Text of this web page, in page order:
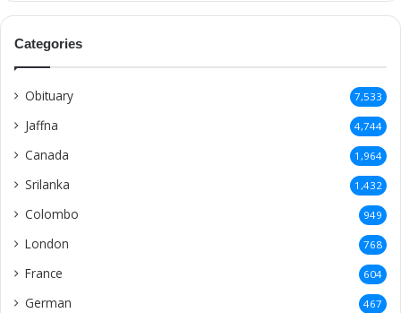
Categories
Obituary 7,533
Jaffna 4,744
Canada 1,964
Srilanka 1,432
Colombo 949
London 768
France 604
German 467